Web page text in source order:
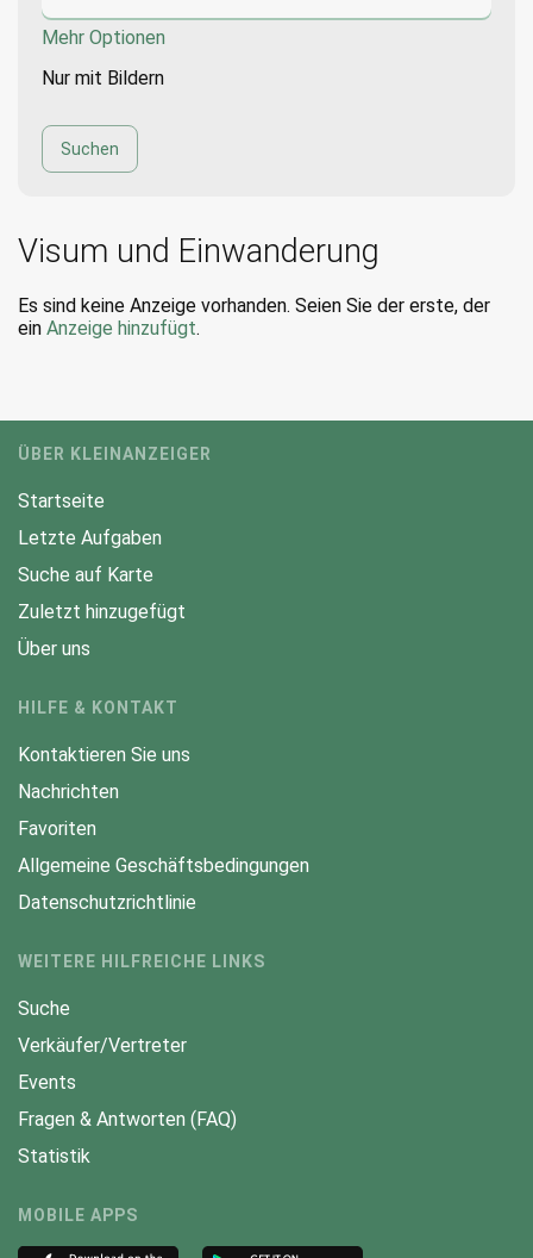
Mehr Optionen
Nur mit Bildern
Visum und Einwanderung
Es sind keine Anzeige vorhanden. Seien Sie der erste, der
ein Anzeige hinzufügt.
ÜBER KLEINANZEIGER
Startseite
Letzte Aufgaben
Suche auf Karte
Zuletzt hinzugefügt
Über uns
HILFE & KONTAKT
Kontaktieren Sie uns
Nachrichten
Favoriten
Allgemeine Geschäftsbedingungen
Datenschutzrichtlinie
WEITERE HILFREICHE LINKS
Suche
Verkäufer/Vertreter
Events
Fragen & Antworten (FAQ)
Statistik
MOBILE APPS